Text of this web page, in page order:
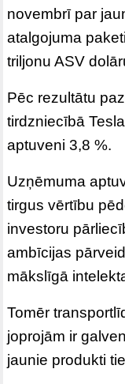
novembrī par
atalgojuma
triljonu ASV
Pēc rezultātu
tirdzniecībā
aptuveni 3,8 %.
Uzņēmuma
tirgus vērtību
investoru
ambīcijas
mākslīgā
Tomēr
joprojām ir
jaunie produkti